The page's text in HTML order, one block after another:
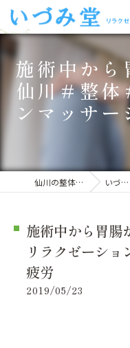
施術中から
仙川＃整
ンマッサ
仙川の整体ならいづみ堂整体院 いづみ堂のブログ
施術中から胃腸
リラクゼーシ
疲労
2019/05/23